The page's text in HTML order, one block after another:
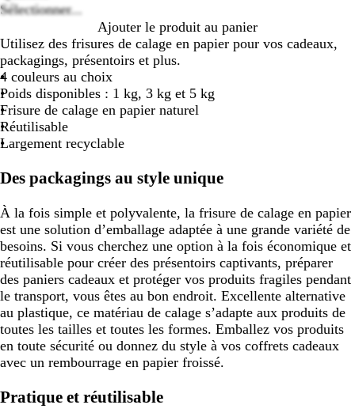
Sélectionner...
Ajouter le produit au panier
Utilisez des frisures de calage en papier pour vos cadeaux,
packagings, présentoirs et plus.
4 couleurs au choix
Poids disponibles : 1 kg, 3 kg et 5 kg
Frisure de calage en papier naturel
Réutilisable
Largement recyclable
Des packagings au style unique
À la fois simple et polyvalente, la frisure de calage en papier
est une solution d’emballage adaptée à une grande variété de
besoins. Si vous cherchez une option à la fois économique et
réutilisable pour créer des présentoirs captivants, préparer
des paniers cadeaux et protéger vos produits fragiles pendant
le transport, vous êtes au bon endroit. Excellente alternative
au plastique, ce matériau de calage s’adapte aux produits de
toutes les tailles et toutes les formes. Emballez vos produits
en toute sécurité ou donnez du style à vos coffrets cadeaux
avec un rembourrage en papier froissé.
Pratique et réutilisable